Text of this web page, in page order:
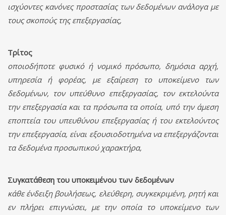
ισχύοντες κανόνες προστασίας των δεδομένων ανάλογα με
τους σκοπούς της επεξεργασίας,
Τρίτος
οποιοδήποτε φυσικό ή νομικό πρόσωπο, δημόσια αρχή,
υπηρεσία ή φορέας, με εξαίρεση το υποκείμενο των
δεδομένων, τον υπεύθυνο επεξεργασίας, τον εκτελούντα
την επεξεργασία και τα πρόσωπα τα οποία, υπό την άμεση
εποπτεία του υπευθύνου επεξεργασίας ή του εκτελούντος
την επεξεργασία, είναι εξουσιοδοτημένα να επεξεργάζονται
τα δεδομένα προσωπικού χαρακτήρα,
Συγκατάθεση του υποκειμένου των δεδομένων
κάθε ένδειξη βουλήσεως, ελεύθερη, συγκεκριμένη, ρητή και
εν πλήρει επιγνώσει, με την οποία το υποκείμενο των